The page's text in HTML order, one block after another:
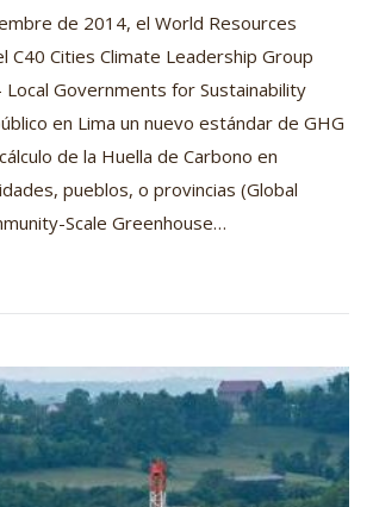
de 2014, el World Resources
C40 Cities Climate Leadership Group
Local Governments for Sustainability
en Lima un nuevo estándar de GHG
de la Huella de Carbono en
pueblos, o provincias (Global
Scale Greenhouse…